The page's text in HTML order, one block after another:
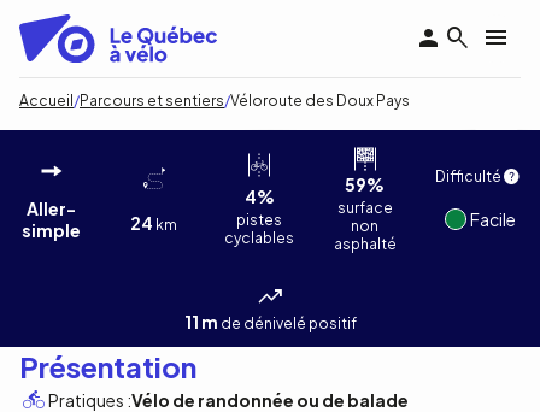
contenu
principal
Fil
Accueil Parcours et sentiers Véloroute des Doux Pays
Véloroute des Doux Pays
1 /3
Aller-
simple
24 km
4%
pistes
cyclables
59%
surface
non
asphalté
Difficulté
Facile
11 m de dénivelé positif
Présentation
Pratiques :Vélo de randonnée ou de balade